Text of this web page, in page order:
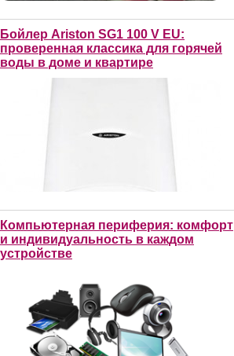
Бойлер Ariston SG1 100 V EU:
проверенная классика для горячей
воды в доме и квартире
Компьютерная периферия: комфорт
и индивидуальность в каждом
устройстве